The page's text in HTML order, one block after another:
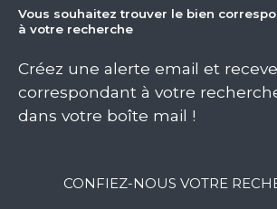
vous souhaitez trouver le bien
à votre recherche
Créez une alerte email et
correspondant à votre
dans votre boîte mail !
CONFIEZ-NOUS VOTRE